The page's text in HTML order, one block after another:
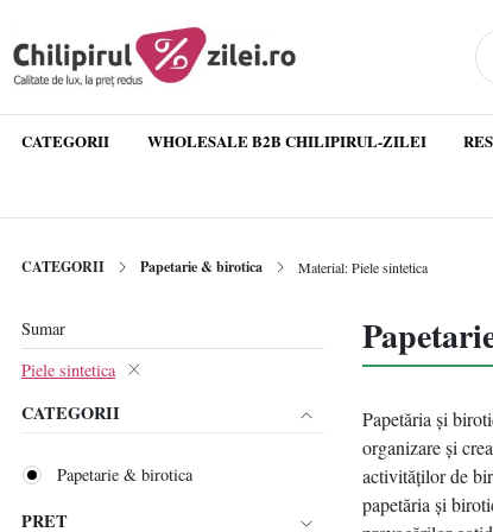
CATEGORII WHOLESALE B2B CHILIPIRUL-ZILEI
CATEGORII Papetarie & birotica Material: Piele sintetica
Sumar
Piele sintetica
CATEGORII
Papetarie & birotica
PRET
Papetăria și
organizare și
activităților de
papetăria și